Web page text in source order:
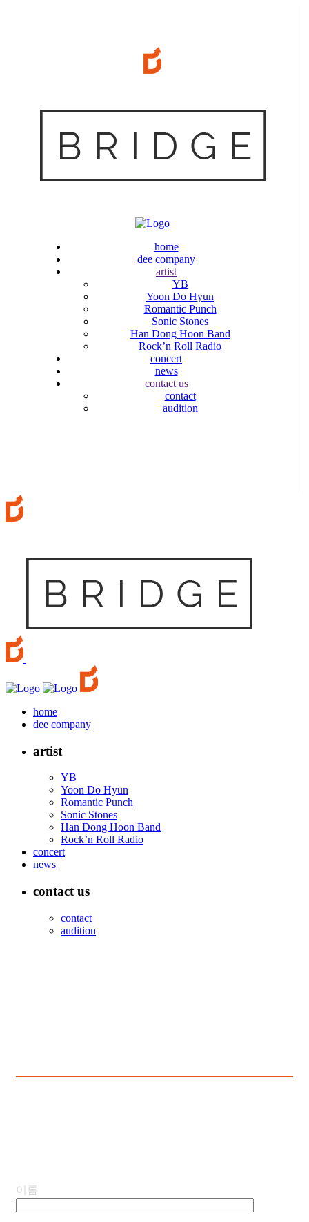
home
dee company
artist
YB
Yoon Do Hyun
Romantic Punch
Sonic Stones
Han Dong Hoon Band
Rock’n Roll Radio
concert
news
contact us
contact
audition
home
dee company
artist
YB
Yoon Do Hyun
Romantic Punch
Sonic Stones
Han Dong Hoon Band
Rock’n Roll Radio
concert
news
contact us
contact
audition
이름